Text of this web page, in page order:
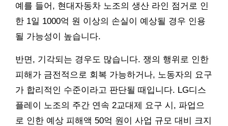
예를 들어, 현대자동차 노조의 생산 라인 점거로 인
한 1일 1000억 원 이상의 손실이 예상될 경우 인용
될 가능성이 높습니다.
반면, 기각되는 경우도 많습니다. 쟁의 행위로 인한
피해가 금전적으로 회복 가능하거나, 노동자의 요구
가 합리적인 수준이라고 판단될 때입니다. LG디스
플레이 노조의 주간 연속 2교대제 요구 시, 파업으
로 인한 예상 피해액 50억 원이 사업 규모 대비 크지